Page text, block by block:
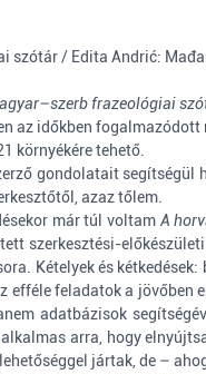
szótár / Edita Andrić:
frazeológiai
az időkben
környékére tehető.
gondolatait
azaz tőlem.
már túl voltam A
szerkesztési-
Kételyek és
efféle feladatok a
adatbázisok
arra, hogy
jártak, de –